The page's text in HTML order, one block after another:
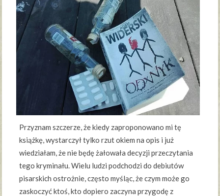
Przyznam szczerze, że kiedy zaproponowano mi tę
książkę, wystarczył tylko rzut okiem na opis i już
wiedziałam, że nie będę żałowała decyzji przeczytania
tego kryminału. Wielu ludzi podchodzi do debiutów
pisarskich ostrożnie, często myśląc, że czym może go
zaskoczyć ktoś, kto dopiero zaczyna przygodę z